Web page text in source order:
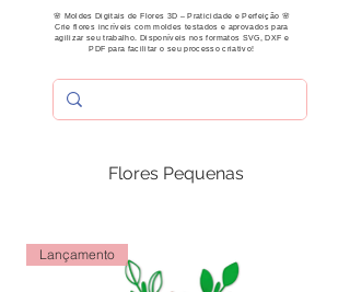
🌸 Moldes Digitais de Flores 3D – Praticidade e Perfeição 🌸
Crie flores incríveis com moldes testados e aprovados para
agilizar seu trabalho. Disponíveis nos formatos SVG, DXF e
PDF para facilitar o seu processo criativo!
Flores Pequenas
Lançamento